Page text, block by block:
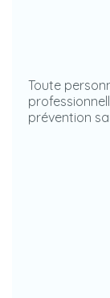
Toute
prévention